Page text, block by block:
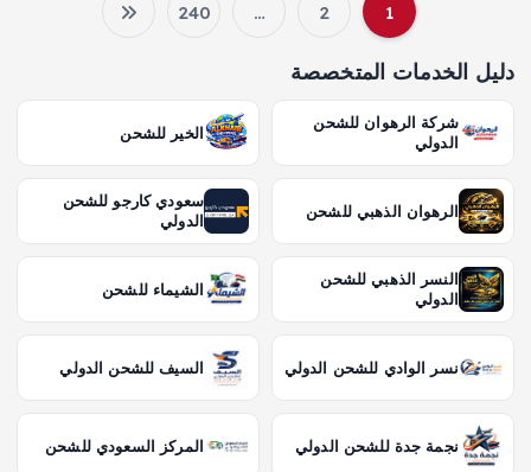
ت
ع
د
د
ص
ف
ح
ا
1
2
…
240
دليل الخدمات المتخصصة
شركة الرهوان للشحن
الدولي
الخير للشحن
الرهوان الذهبي للشحن
سعودي كارجو للشحن
الدولي
النسر الذهبي للشحن
الدولي
الشيماء للشحن
نسر الوادي للشحن الدولي السيف للشحن الدولي
نجمة جدة للشحن الدولي المركز السعودي للشحن